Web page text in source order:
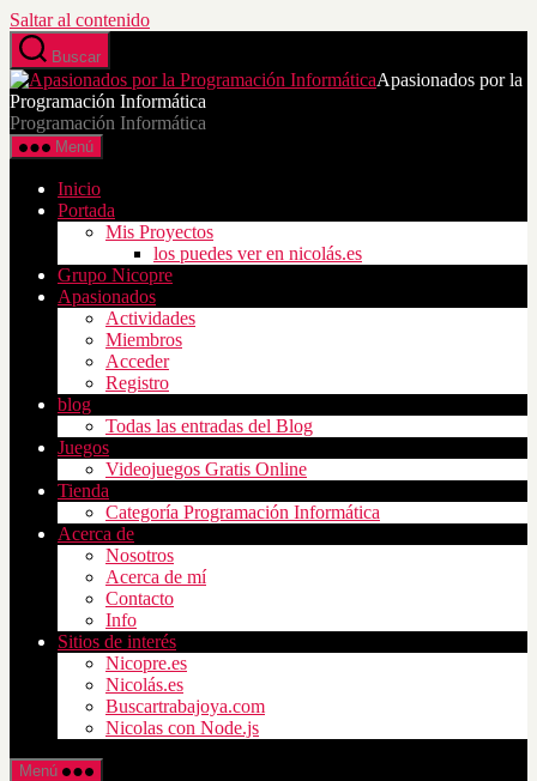
Saltar al contenido
Buscar
Apasionados por la
Programación Informática
Programación Informática
Menú
Inicio
Portada
Mis Proyectos
los puedes ver en nicolás.es
Grupo Nicopre
Apasionados
Actividades
Miembros
Acceder
Registro
blog
Todas las entradas del Blog
Juegos
Videojuegos Gratis Online
Tienda
Categoría Programación Informática
Acerca de
Nosotros
Acerca de mí
Contacto
Info
Sitios de interés
Nicopre.es
Nicolás.es
Buscartrabajoya.com
Nicolas con Node.js
Menú